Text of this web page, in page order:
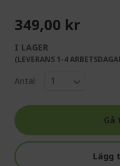
349,00 kr
I LAGER
(LEVERANS 1-4
Antal:
Gå
Lägg